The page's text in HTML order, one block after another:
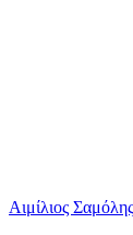
Αιμίλιος